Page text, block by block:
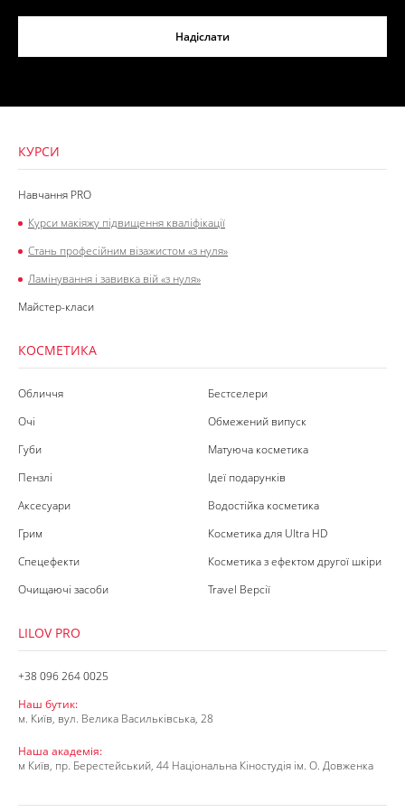
Надіслати
КУРСИ
Навчання PRO
Курси макіяжу підвищення кваліфікації
Стань професійним візажистом «з нуля»
Ламінування і завивка вій «з нуля»
Майстер-класи
КОСМЕТИКА
Обличчя
Очі
Губи
Пензлі
Аксесуари
Грим
Спецефекти
Очищаючі засоби
Бестселери
Обмежений випуск
Матуюча косметика
Ідеї подарунків
Водостійка косметика
Косметика для Ultra HD
Косметика з ефектом другої шкіри
Travel Версії
LILOV PRO
+38 096 264 0025
Наш бутик:
м. Київ, вул. Велика Васильківська, 28
Наша академія:
м Київ, пр. Берестейський, 44 Національна Кіностудія ім. О. Довженка